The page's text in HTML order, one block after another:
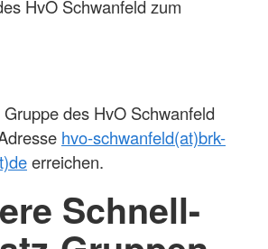
HvO Schwanfeld zum
des HvO Schwanfeld
hvo-schwanfeld(at)brk-
erreichen.
Schnell-